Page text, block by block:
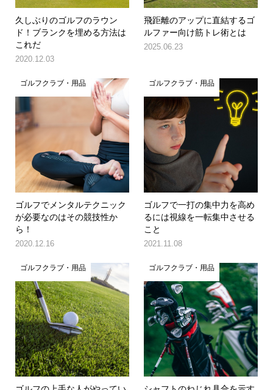
久しぶりのゴルフのラウン
ド！ブランクを埋める方法は
これだ
2020.12.03
飛距離のアップに直結するゴ
ルファー向け筋トレ術とは
2025.06.23
ゴルフクラブ・用品
ゴルフでメンタルテクニック
が必要なのはその競技性か
ら！
2020.12.16
ゴルフクラブ・用品
ゴルフで一打の集中力を高め
るには視線を一転集中させる
こと
2021.11.08
ゴルフクラブ・用品 ゴルフクラブ・用品